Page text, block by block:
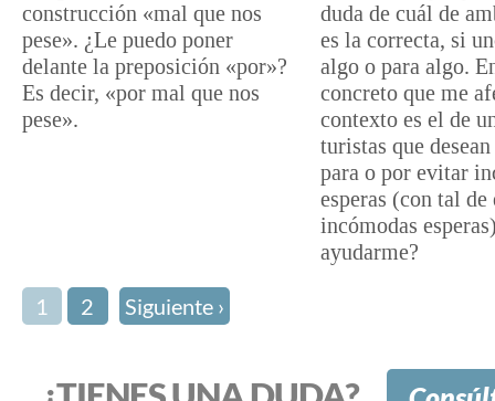
construcción «mal que nos
pese». ¿Le puedo poner
delante la preposición «por»?
Es decir, «por mal que nos
pese».
duda de cuál de
es la correcta, si
algo o para algo.
concreto que me
contexto es el de
turistas que
para o por evitar
esperas (con tal
incómodas
ayudarme?
1 2 Siguiente ›